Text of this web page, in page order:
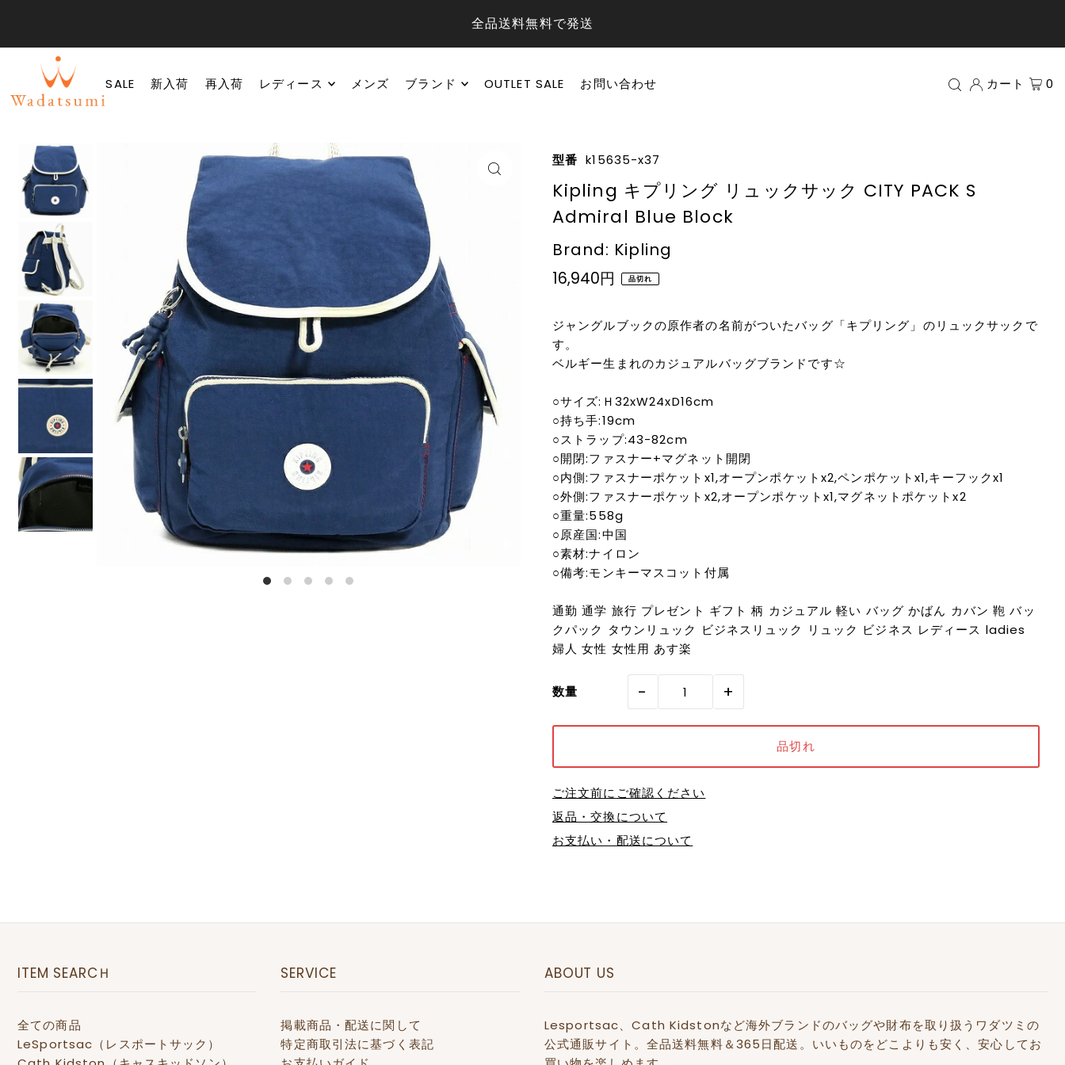
全品送料無料で発送
SALE 新入荷 再入荷 レディース メンズ ブランド OUTLET SALE お問い合わせ カート 0
型番 k15635-x37
Kipling キプリング リュックサック CITY PACK S
Admiral Blue Block
Brand: Kipling
16,940円 品切れ
ジャングルブックの原作者の名前がついたバッグ「キプリング」のリュックサックで
す。
ベルギー生まれのカジュアルバッグブランドです☆
○サイズ:Ｈ32xW24xD16cm
○持ち手:19cm
○ストラップ:43-82cm
○開閉:ファスナー+マグネット開閉
○内側:ファスナーポケットx1,オープンポケットx2,ペンポケットx1,キーフックx1
○外側:ファスナーポケットx2,オープンポケットx1,マグネットポケットx2
○重量:558g
○原産国:中国
○素材:ナイロン
○備考:モンキーマスコット付属
通勤 通学 旅行 プレゼント ギフト 柄 カジュアル 軽い バッグ かばん カバン 鞄 バッ
クパック タウンリュック ビジネスリュック リュック ビジネス レディース ladies
婦人 女性 女性用 あす楽
数量 - +
ご注文前にご確認ください
返品・交換について
お支払い・配送について
ITEM SEARCＨ
全ての商品
LeSportsac（レスポートサック）
SERVICE
掲載商品・配送に関して
特定商取引法に基づく表記
ABOUT US
Lesportsac、Cath Kidstonなど海外ブランドのバッグや財布を取り扱うワダツミの
公式通販サイト。全品送料無料＆365日配送。いいものをどこよりも安く、安心してお